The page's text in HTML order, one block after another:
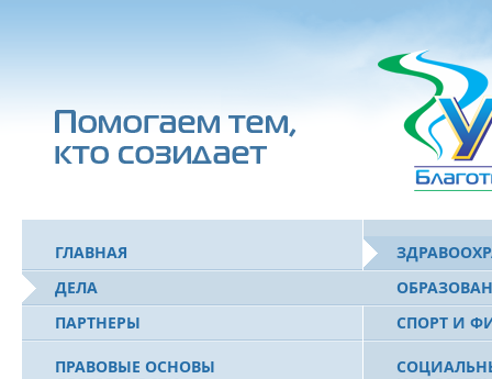
ГЛАВНАЯ
ДЕЛА
ПАРТНЕРЫ
ПРАВОВЫЕ ОСНОВЫ
СПОРТ И